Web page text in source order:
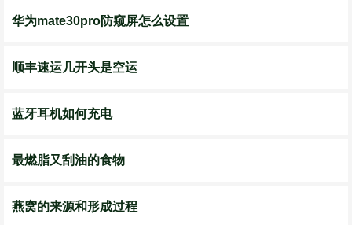
华为mate30pro防窥屏怎么设置
顺丰速运几开头是空运
蓝牙耳机如何充电
最燃脂又刮油的食物
燕窝的来源和形成过程